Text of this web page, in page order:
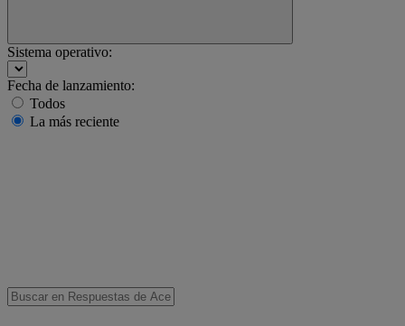
Sistema operativo:
Fecha de lanzamiento:
Todos
La más reciente